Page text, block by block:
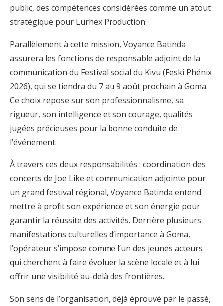
public, des compétences considérées comme un atout
stratégique pour Lurhex Production.
Parallèlement à cette mission, Voyance Batinda
assurera les fonctions de responsable adjoint de la
communication du Festival social du Kivu (Feski Phénix
2026), qui se tiendra du 7 au 9 août prochain à Goma.
Ce choix repose sur son professionnalisme, sa
rigueur, son intelligence et son courage, qualités
jugées précieuses pour la bonne conduite de
l’événement.
À travers ces deux responsabilités : coordination des
concerts de Joe Like et communication adjointe pour
un grand festival régional, Voyance Batinda entend
mettre à profit son expérience et son énergie pour
garantir la réussite des activités. Derrière plusieurs
manifestations culturelles d’importance à Goma,
l’opérateur s’impose comme l’un des jeunes acteurs
qui cherchent à faire évoluer la scène locale et à lui
offrir une visibilité au-delà des frontières.
Son sens de l’organisation, déjà éprouvé par le passé,